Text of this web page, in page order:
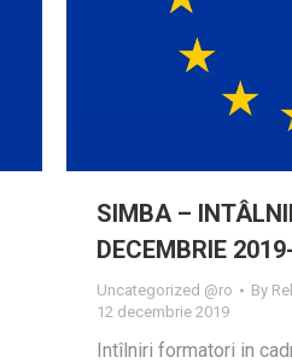
SIMBA –
DECEMBRIE
Uncategorized @ro By
12 decembrie 2019
Intîlniri formatori in